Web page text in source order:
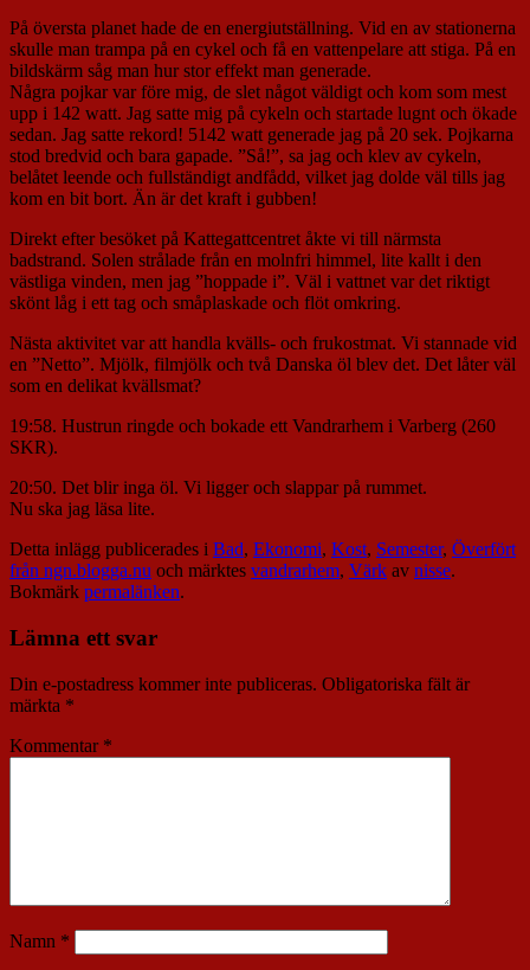
På översta planet hade de en energiutställning. Vid en av stationerna
skulle man trampa på en cykel och få en vattenpelare att stiga. På en
bildskärm såg man hur stor effekt man generade.
Några pojkar var före mig, de slet något väldigt och kom som mest
upp i 142 watt. Jag satte mig på cykeln och startade lugnt och ökade
sedan. Jag satte rekord! 5142 watt generade jag på 20 sek. Pojkarna
stod bredvid och bara gapade. ”Så!”, sa jag och klev av cykeln,
belåtet leende och fullständigt andfådd, vilket jag dolde väl tills jag
kom en bit bort. Än är det kraft i gubben!
Direkt efter besöket på Kattegattcentret åkte vi till närmsta
badstrand. Solen strålade från en molnfri himmel, lite kallt i den
västliga vinden, men jag ”hoppade i”. Väl i vattnet var det riktigt
skönt låg i ett tag och småplaskade och flöt omkring.
Nästa aktivitet var att handla kvälls- och frukostmat. Vi stannade vid
en ”Netto”. Mjölk, filmjölk och två Danska öl blev det. Det låter väl
som en delikat kvällsmat?
19:58. Hustrun ringde och bokade ett Vandrarhem i Varberg (260
SKR).
20:50. Det blir inga öl. Vi ligger och slappar på rummet.
Nu ska jag läsa lite.
Detta inlägg publicerades i Bad, Ekonomi, Kost, Semester, Överfört
från ngn.blogga.nu och märktes vandrarhem, Värk av nisse.
Bokmärk permalänken.
Lämna ett svar
Din e-postadress kommer inte publiceras. Obligatoriska fält är
märkta *
Kommentar *
Namn *